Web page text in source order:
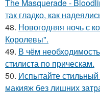
The Masquerade -
так гладко, как
48. Новогодняя ночь с
Королевы".
49. В чём
стилиста по прическам.
50. Испытайте
макияж без лишних